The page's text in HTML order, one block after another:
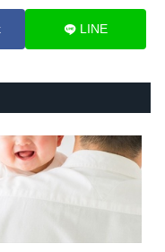
LINE